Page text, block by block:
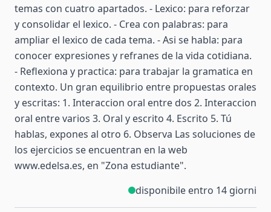
temas con cuatro apartados. - Lexico: para reforzar
y consolidar el lexico. - Crea con palabras: para
ampliar el lexico de cada tema. - Asi se habla: para
conocer expresiones y refranes de la vida cotidiana.
- Reflexiona y practica: para trabajar la gramatica en
contexto. Un gran equilibrio entre propuestas orales
y escritas: 1. Interaccion oral entre dos 2. Interaccion
oral entre varios 3. Oral y escrito 4. Escrito 5. Tú
hablas, expones al otro 6. Observa Las soluciones de
los ejercicios se encuentran en la web
www.edelsa.es, en "Zona estudiante".
disponibile entro 14 giorni